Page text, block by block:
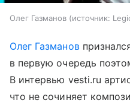
Олег Газманов источник:
Олег Газманов
в первую очередь
В интервью vesti.ru
что не сочиняет